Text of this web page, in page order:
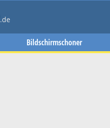
.de
Bildschirmschoner